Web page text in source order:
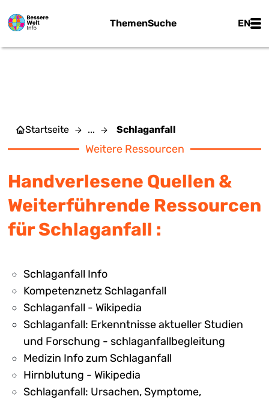
ThemenSuche EN
Startseite ... Schlaganfall
Weitere Ressourcen
Handverlesene Quellen &
Weiterführende Ressourcen
für Schlaganfall :
Schlaganfall Info
Kompetenznetz Schlaganfall
Schlaganfall - Wikipedia
Schlaganfall: Erkenntnisse aktueller Studien
und Forschung - schlaganfallbegleitung
Medizin Info zum Schlaganfall
Hirnblutung - Wikipedia
Schlaganfall: Ursachen, Symptome,